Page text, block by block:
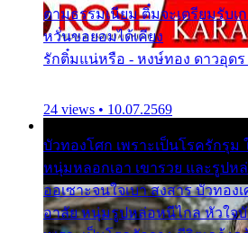
ตามธรรมเนียม ติ๋มจะเตรียมรับ
หวั่นขอยอมได้เคียง
รักติ๋มแน่หรือ - หงษ์ทอง ดาวอุดร
24 views • 10.07.2569
บัวทองโศก เพราะเป็นโรครักรุ
หนุ่มหลอกเอา เขารวย และรูปห
ออเซาะจนใจเบา สงสาร บัวทอง
อาลัย หนุ่มรูปหล่อหนีไกล หัวใจ